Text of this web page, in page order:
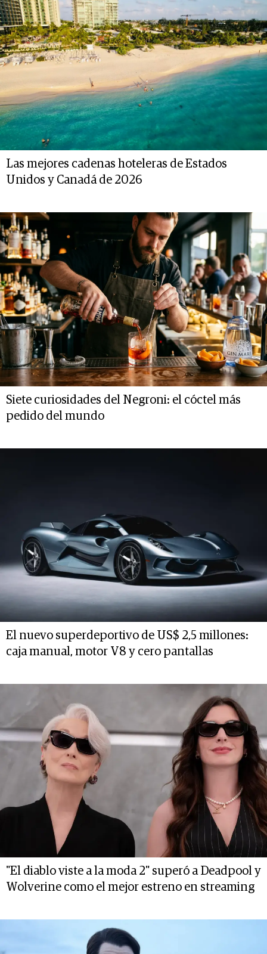
Las mejores cadenas hoteleras de Estados
Unidos y Canadá de 2026
Siete curiosidades del Negroni: el cóctel más
pedido del mundo
El nuevo superdeportivo de US$ 2,5 millones:
caja manual, motor V8 y cero pantallas
"El diablo viste a la moda 2" superó a Deadpool y
Wolverine como el mejor estreno en streaming